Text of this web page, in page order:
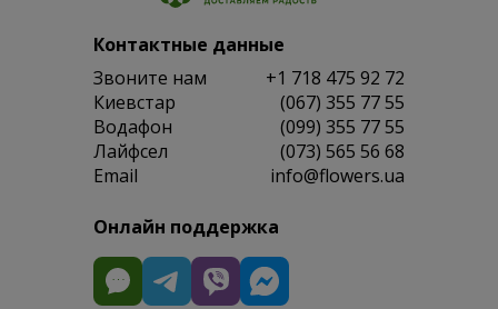
Контактные данные
Звоните нам
+1 718 475 92 72
Киевстар
(067) 355 77 55
Водафон
(099) 355 77 55
Лайфсел
(073) 565 56 68
Email
info@flowers.ua
Онлайн поддержка